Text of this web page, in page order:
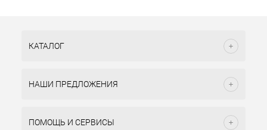
КАТАЛОГ
НАШИ ПРЕДЛОЖЕНИЯ
ПОМОЩЬ И СЕРВИСЫ